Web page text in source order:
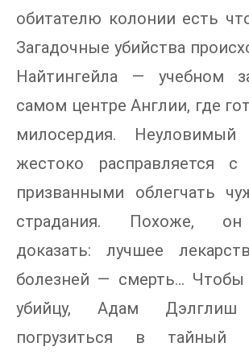
обитателю колонии есть
Загадочные убийства
Найтингейла — учебном
самом центре Англии, где
милосердия. Неуловимый
жестоко расправляется с
призванными облегчать
страдания. Похоже, он
доказать: лучшее
болезней — смерть… Чтобы
убийцу, Адам Дэлглиш
погрузиться в